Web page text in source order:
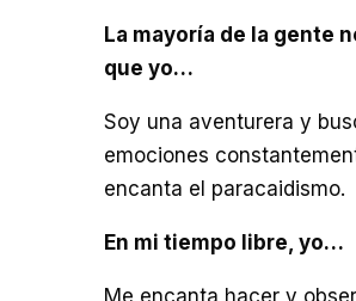
La mayoría de la gente
que yo…
Soy una aventurera y
emociones
encanta el paracaidismo.
En mi tiempo libre, yo…